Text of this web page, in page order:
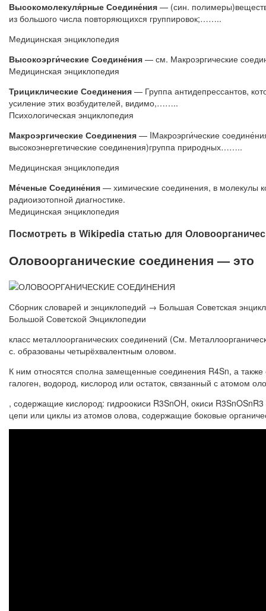
Высокомолекуля́рные Соедине́ния — (син.
из большого числа повторяющихся группировок;……..
Медицинская энциклопедия
Высокоэрги́ческие Соедине́ния — см. Макроэргические
Медицинская энциклопедия
Трициклические Соединения — Группа антидепрессантов,
усиление этих возбудителей, видимо,……..
Психологическая энциклопедия
Макроэргические Соединения — IМакроэрги́ческие
высокоэнергетические соединения)группа природных……..
Медицинская энциклопедия
Ме́ченые Соедине́ния — химические соединения, в молекулы
радиоизотопной диагностике.
Медицинская энциклопедия
Посмотреть в Wikipedia статью для
Оловоорганические соединения — это
Сборник словарей и энциклопедий → Большая Советская
Большой Советской Энциклопедии
класс металлоорганических соединений (См.
с. образованы четырёхвалентным оловом.
К ним относятся сполна замещенные соединения R4Sn, а
галоген, водород, кислород или остаток, связанный с
, содержащие кислород: гидроокиси R3SnOH, окиси
цепи или циклы из атомов олова, содержащие боковые